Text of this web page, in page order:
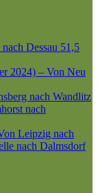
Dessau 51,5
2024) – Von Neu
nach Wandlitz
nach
Leipzig nach
nach Dalmsdorf